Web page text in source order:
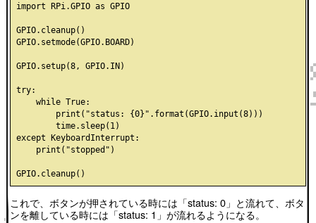
import RPi.GPIO as GPIO
GPIO.cleanup()
GPIO.setmode(GPIO.BOARD)
GPIO.setup(8, GPIO.IN)
try:
except KeyboardInterrupt:
これで、ボタンが押されている時には「status: 0」と流れて、ボタ
ンを離している時には「status: 1」が流れるようになる。